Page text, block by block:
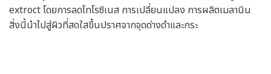
extroct โดยการลดไทโรซิเนส การเปลี่ยนแปลง การผลิตเมลานิน
สิ่งนี้นําไปสู่ผิวที่สดใสขึ้นปราศจากจุดด่างดําและกระ